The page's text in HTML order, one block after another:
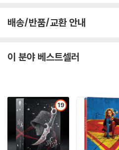
배송/반품/교환 안내
이 분야 베스트셀러
19